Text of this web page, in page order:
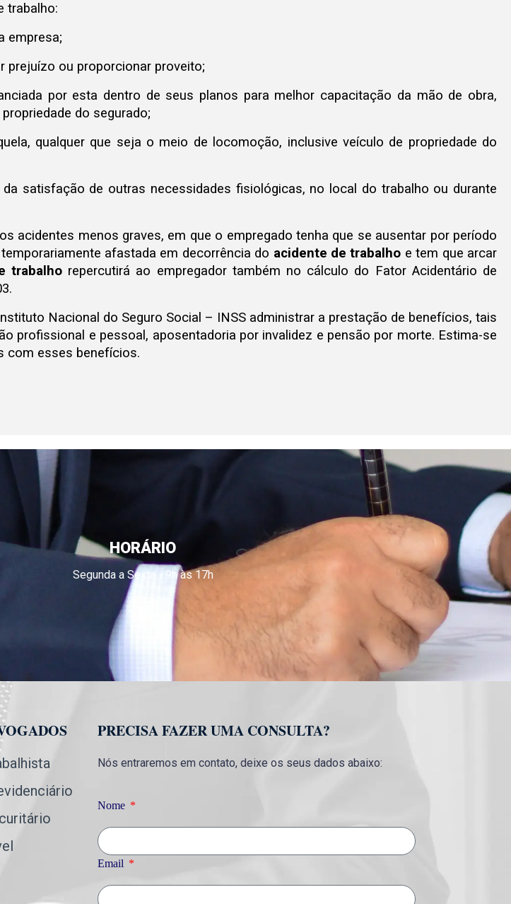
trabalho:
empresa;
prejuízo ou proporcionar proveito;
por esta dentro de seus planos para melhor capacitação da mão de obra,
do segurado;
qualquer que seja o meio de locomoção, inclusive veículo de propriedade do
satisfação de outras necessidades fisiológicas, no local do trabalho ou durante
acidentes menos graves, em que o empregado tenha que se ausentar por período
afastada em decorrência do acidente de trabalho e tem que arcar
trabalho repercutirá ao empregador também no cálculo do Fator Acidentário de
Nacional do Seguro Social – INSSadministrar a prestação de benefícios, tais
profissional e pessoal, aposentadoria por invalidez e pensão por morte. Estima-se
com esses benefícios.
HORÁRIO
Segunda a Sexta - 9h às 17h
PRECISA FAZER UMA CONSULTA?
Nós entraremos em contato, deixe os seus dados abaixo:
Nome
Email